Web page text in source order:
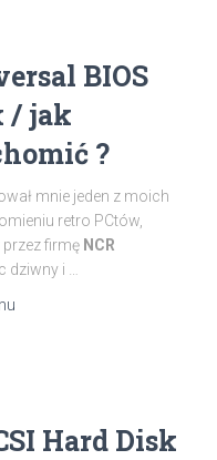
BIOS
/ jak
?
mnie jeden z moich
retro PCtów,
firmę NCR
dziwny i …
Hard Disk